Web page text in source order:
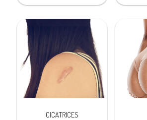
CICATRICES